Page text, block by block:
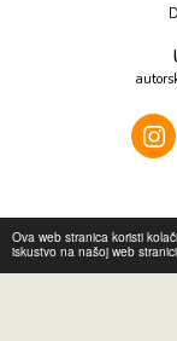
Ova web stranica koristi
iskustvo na našoj web stranici